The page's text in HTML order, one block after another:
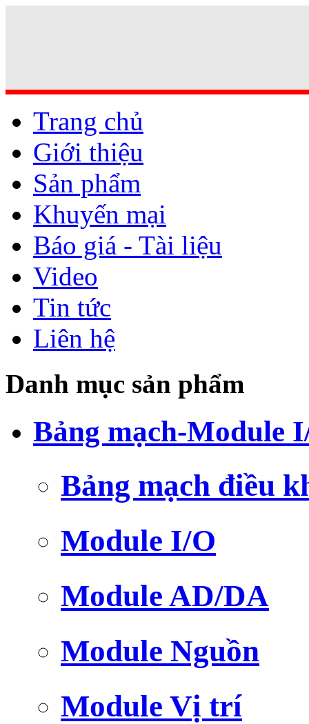
Trang chủ
Giới thiệu
Sản phẩm
Khuyến mại
Báo giá - Tài liệu
Video
Tin tức
Liên hệ
Danh mục sản phẩm
Bảng mạch-Module
Bảng mạch điều
Module I/O
Module AD/DA
Module Nguồn
Module Vị trí